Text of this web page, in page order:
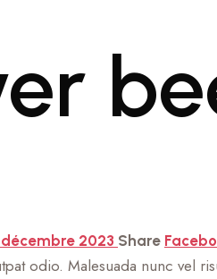
décembre 2023 Share
odio. Malesuada nunc vel